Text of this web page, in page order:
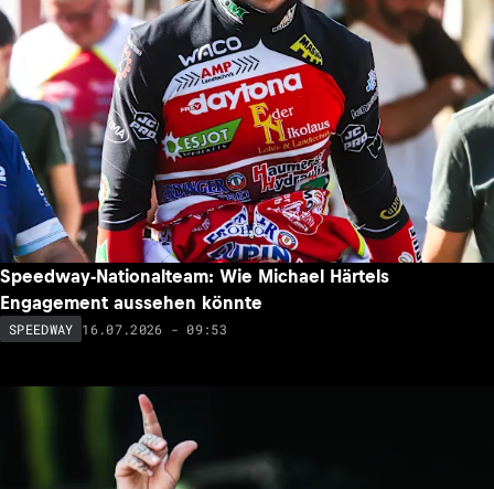
Speedway-Nationalteam: Wie Michael Härtels
Engagement aussehen könnte
SPEEDWAY 16.07.2026 - 09:53